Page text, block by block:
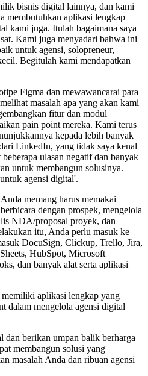
bisnis digital lainnya, dan kami
membutuhkan aplikasi lengkap
kami juga. Itulah bagaimana saya
Kami juga menyadari bahwa ini
untuk agensi, solopreneur,
Begitulah kami mendapatkan
Figma dan mewawancarai para
masalah apa yang akan kami
fitur dan modul
pain point mereka. Kami terus
kepada lebih banyak
LinkedIn, yang tidak saya kenal
ulasan negatif dan banyak
untuk membangun solusinya.
agensi digital'.
memang harus memakai
dengan prospek, mengelola
NDA/proposal proyek, dan
itu, Anda perlu masuk ke
DocuSign, Clickup, Trello, Jira,
HubSpot, Microsoft
dan banyak alat serta aplikasi
aplikasi lengkap yang
dalam mengelola agensi digital
dan berikan umpan balik berharga
membangun solusi yang
masalah Anda dan ribuan agensi